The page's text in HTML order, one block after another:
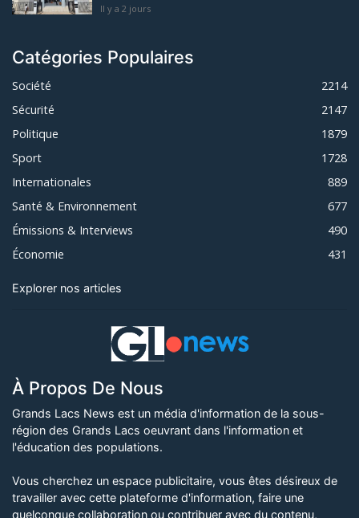
Il y a 2 jours
Catégories Populaires
Société
2214
Sécurité
2147
Politique
1879
Sport
1728
Internationales
889
Santé & Environnement
677
Émissions & Interviews
490
Économie
431
Explorer nos articles
À Propos De Nous
Grands Lacs News est un média d'information de la sous-
région des Grands Lacs oeuvrant dans l'information et
l'éducation des populations.
Vous cherchez un espace publicitaire, vous êtes désireux de
travailler avec cette plateforme d'information, faire une
quelconque collaboration ou contribuer avec du contenu,